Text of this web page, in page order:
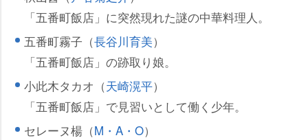
「五番町飯店」に突然現れた謎の中華料理人。
五番町霧子（長谷川育美）
「五番町飯店」の跡取り娘。
小此木タカオ（天崎滉平）
「五番町飯店」で見習いとして働く少年。
セレーヌ楊（M・A・O）